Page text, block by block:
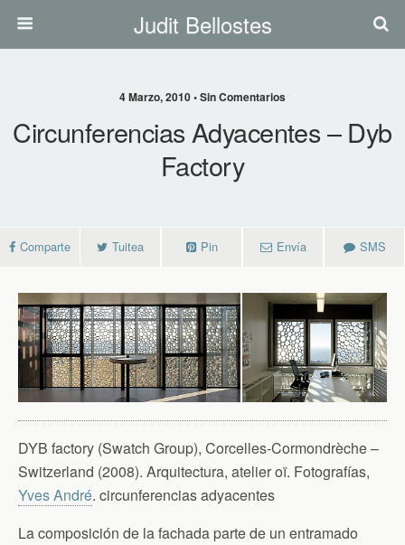
Judit Bellostes
4 Marzo, 2010 • Sin Comentarios
Circunferencias Adyacentes – Dyb
Factory
Comparte Tuitea Pin Envía SMS
DYB factory (Swatch Group), Corcelles-Cormondrèche –
Switzerland (2008). Arquitectura, atelier oï. Fotografías,
Yves André. circunferencias adyacentes
La composición de la fachada parte de un entramado